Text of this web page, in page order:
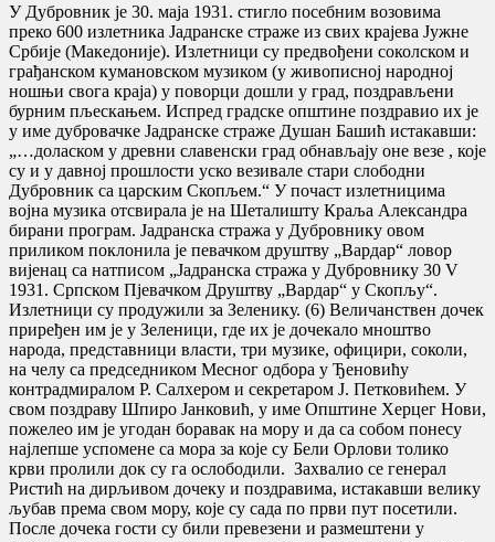
У Дубровник је 30. маја 1931. стигло посебним возовима
преко 600 излетника Јадранске страже из свих крајева Јужне
Србије (Македоније). Излетници су предвођени соколском и
грађанском кумановском музиком (у живописној народној
ношњи свога краја) у поворци дошли у град, поздрављени
бурним пљескањем. Испред градске општине поздравио их је
у име дубровачке Јадранске страже Душан Башић истакавши:
„…доласком у древни славенски град обнављају оне везе , које
су и у давној прошлости уско везивале стари слободни
Дубровник са царским Скопљем.“ У почаст излетницима
војна музика отсвирала је на Шеталишту Краља Александра
бирани програм. Јадранска стража у Дубровнику овом
приликом поклонила је певачком друштву „Вардар“ ловор
вијенац са натписом „Јадранска стража у Дубровнику 30 V
1931. Српском Пјевачком Друштву „Вардар“ у Скопљу“.
Излетници су продужили за Зеленику. (6) Величанствен дочек
приређен им је у Зеленици, где их је дочекало мноштво
народа, представници власти, три музике, официри, соколи,
на челу са председником Месног одбора у Ђеновићу
контрадмиралом Р. Салхером и секретаром Ј. Петковићем. У
свом поздраву Шпиро Јанковић, у име Општине Херцег Нови,
пожелео им је угодан боравак на мору и да са собом понесу
најлепше успомене са мора за које су Бели Орлови толико
крви пролили док су га ослободили. Захвалио се генерал
Ристић на дирљивом дочеку и поздравима, истакавши велику
љубав према свом мору, које су сада по први пут посетили.
После дочека гости су били превезени и размештени у